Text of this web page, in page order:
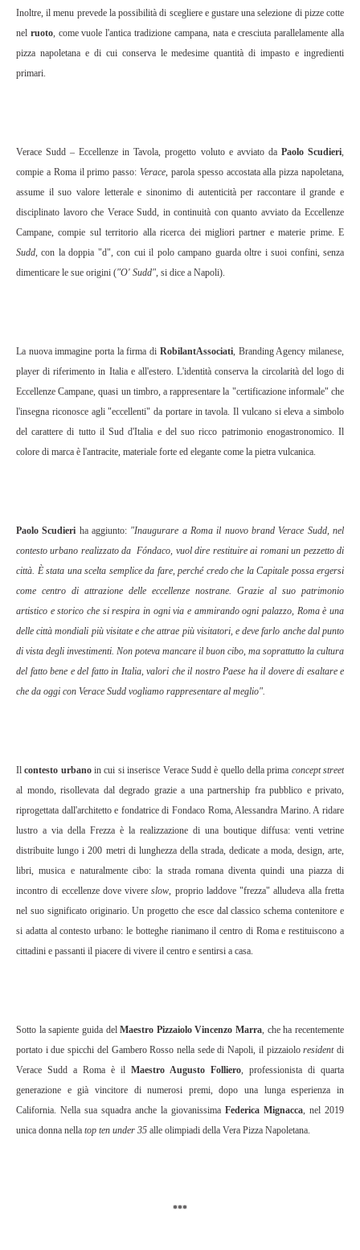
Inoltre, il menu prevede la possibilità di scegliere e gustare una selezione di pizze cotte
nel ruoto, come vuole l'antica tradizione campana, nata e cresciuta parallelamente alla
pizza napoletana e di cui conserva le medesime quantità di impasto e ingredienti
primari.
Verace Sudd – Eccellenze in Tavola, progetto voluto e avviato da Paolo Scudieri,
compie a Roma il primo passo: Verace, parola spesso accostata alla pizza napoletana,
assume il suo valore letterale e sinonimo di autenticità per raccontare il grande e
disciplinato lavoro che Verace Sudd, in continuità con quanto avviato da Eccellenze
Campane, compie sul territorio alla ricerca dei migliori partner e materie prime. E
Sudd, con la doppia "d", con cui il polo campano guarda oltre i suoi confini, senza
dimenticare le sue origini ("O' Sudd", si dice a Napoli).
La nuova immagine porta la firma di RobilantAssociati, Branding Agency milanese,
player di riferimento in Italia e all'estero. L'identità conserva la circolarità del logo di
Eccellenze Campane, quasi un timbro, a rappresentare la "certificazione informale" che
l'insegna riconosce agli "eccellenti" da portare in tavola. Il vulcano si eleva a simbolo
del carattere di tutto il Sud d'Italia e del suo ricco patrimonio enogastronomico. Il
colore di marca è l'antracite, materiale forte ed elegante come la pietra vulcanica.
Paolo Scudieri ha aggiunto: "Inaugurare a Roma il nuovo brand Verace Sudd, nel
contesto urbano realizzato da Fóndaco, vuol dire restituire ai romani un pezzetto di
città. È stata una scelta semplice da fare, perché credo che la Capitale possa ergersi
come centro di attrazione delle eccellenze nostrane. Grazie al suo patrimonio
artistico e storico che si respira in ogni via e ammirando ogni palazzo, Roma è una
delle città mondiali più visitate e che attrae più visitatori, e deve farlo anche dal punto
di vista degli investimenti. Non poteva mancare il buon cibo, ma soprattutto la cultura
del fatto bene e del fatto in Italia, valori che il nostro Paese ha il dovere di esaltare e
che da oggi con Verace Sudd vogliamo rappresentare al meglio".
Ilcontesto urbanoin cui si inserisce Verace Sudd è quello della prima concept street
al mondo, risollevata dal degrado grazie a una partnership fra pubblico e privato,
riprogettata dall'architetto e fondatrice di Fondaco Roma, Alessandra Marino. A ridare
lustro a via della Frezza è la realizzazione di una boutique diffusa: venti vetrine
distribuite lungo i 200 metri di lunghezza della strada, dedicate a moda, design, arte,
libri, musica e naturalmente cibo: la strada romana diventa quindi una piazza di
incontro di eccellenze dove vivereslow, proprio laddove "frezza" alludeva alla fretta
nel suo significato originario. Un progetto che esce dal classico schema contenitore e
si adatta al contesto urbano: le botteghe rianimano il centro di Roma e restituiscono a
cittadini e passanti il piacere di vivere il centro e sentirsi a casa.
Sotto la sapiente guida delMaestro Pizzaiolo Vincenzo Marra, che ha recentemente
portato i due spicchi del Gambero Rosso nella sede di Napoli, il pizzaioloresidentdi
Verace Sudd a Roma è il Maestro Augusto Folliero, professionista di quarta
generazione e già vincitore di numerosi premi, dopo una lunga esperienza in
California. Nella sua squadra anche la giovanissima Federica Mignacca, nel 2019
unica donna nella top ten under 35 alle olimpiadi della Vera Pizza Napoletana.
***